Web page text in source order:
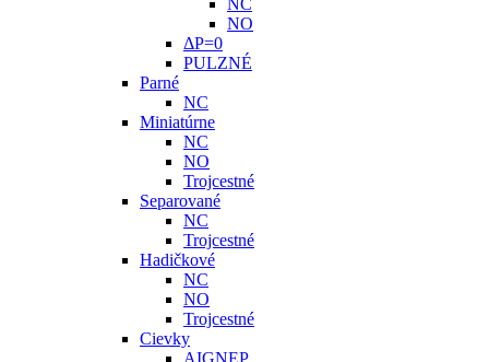
NC
NO
ΔP=0
PULZNÉ
Parné
NC
Miniatúrne
NC
NO
Trojcestné
Separované
NC
Trojcestné
Hadičkové
NC
NO
Trojcestné
Cievky
AIGNEP